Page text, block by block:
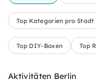
Top Kategorien pro Stadt
Top DIY-Boxen Top
Aktivitäten Berlin